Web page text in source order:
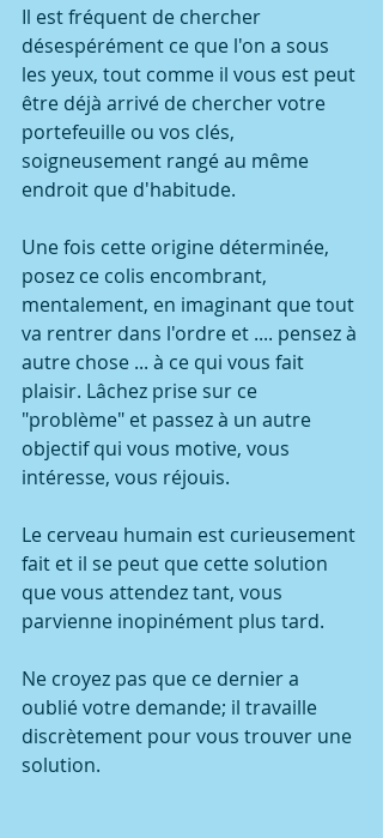
Il est fréquent de chercher
désespérément ce que l'on a sous
les yeux, tout comme il vous est peut
être déjà arrivé de chercher votre
portefeuille ou vos clés,
soigneusement rangé au même
endroit que d'habitude.
Une fois cette origine déterminée,
posez ce colis encombrant,
mentalement, en imaginant que tout
va rentrer dans l'ordre et .... pensez à
autre chose ... à ce qui vous fait
plaisir. Lâchez prise sur ce
"problème" et passez à un autre
objectif qui vous motive, vous
intéresse, vous réjouis.
Le cerveau humain est curieusement
fait et il se peut que cette solution
que vous attendez tant, vous
parvienne inopinément plus tard.
Ne croyez pas que ce dernier a
oublié votre demande; il travaille
discrètement pour vous trouver une
solution.